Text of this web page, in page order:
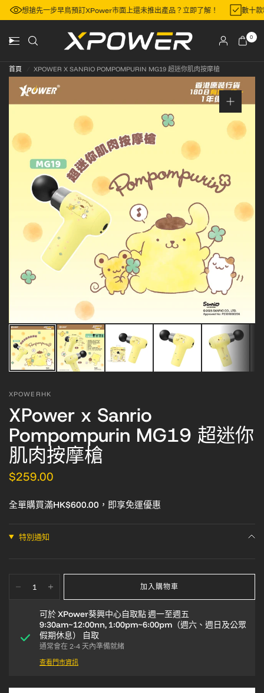
想搶先一步早鳥預訂XPower市面上還未推出產品？立即了解！ 數十
0
首頁 XPOWER X SANRIO POMPOMPURIN MG19 超迷你肌肉按摩槍
XPOWERHK
XPower x Sanrio
Pompompurin MG19 超迷你
肌肉按摩槍
$259.00
全單購買滿HK$600.00，即享免運優惠
特別通知
加入購物車
可於XPower葵興中心自取點 週一至週五
9:30am~12:00nn, 1:00pm~6:00pm（週六、週日及公眾
假期休息）
自取
通常會在 2-4 天內準備就緒
查看門市資訊